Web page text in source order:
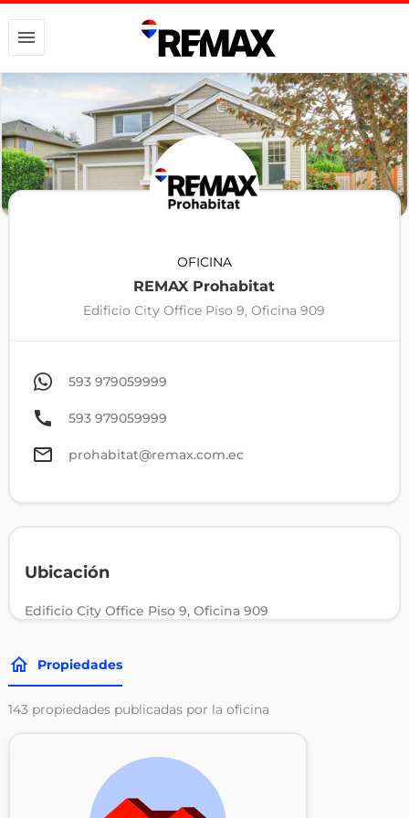
OFICINA
REMAX Prohabitat
Edificio City Office Piso 9, Oficina 909
593 979059999
593 979059999
prohabitat@remax.com.ec
Ubicación
Edificio City Office Piso 9, Oficina 909
Propiedades
143 propiedades publicadas por la oficina